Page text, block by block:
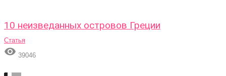
10 неизведанных островов Греции
Статья
 39046